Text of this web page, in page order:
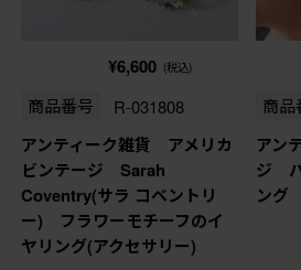
¥6,600 (税込)
商品番号 R-031808
アンティーク雑貨 アメリカ
ビンテージ Sarah
Coventry(サラ コベントリ
ー) フラワーモチーフのイ
ヤリング(アクセサリー)
商品
アン
ジ バ
ング